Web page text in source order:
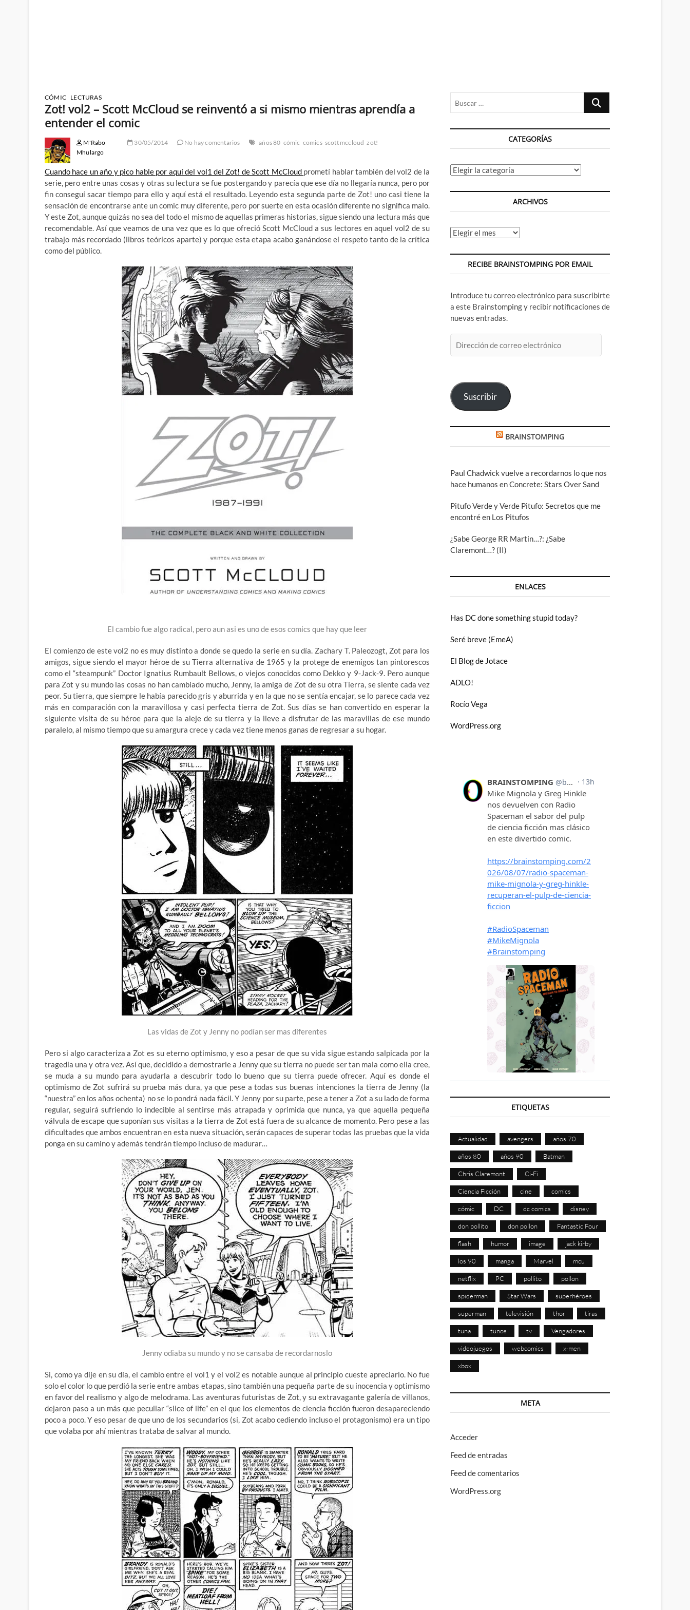
CÓMIC LECTURAS
Zot! vol2 – Scott McCloud se reinventó a si mismo mientras aprendía a
entender el comic
M'Rabo
Mhulargo
30/05/2014 No hay comentarios años 80 cómic comics scott mccloud zot!
Cuando hace un año y pico hable por aquí del vol1 del Zot! de Scott McCloud prometí hablar también del vol2 de la
serie, pero entre unas cosas y otras su lectura se fue postergando y parecía que ese día no llegaría nunca, pero por
fin conseguí sacar tiempo para ello y aquí está el resultado. Leyendo esta segunda parte de Zot! uno casi tiene la
sensación de encontrarse ante un comic muy diferente, pero por suerte en esta ocasión diferente no significa malo.
Y este Zot, aunque quizás no sea del todo el mismo de aquellas primeras historias, sigue siendo una lectura más que
recomendable. Así que veamos de una vez que es lo que ofreció Scott McCloud a sus lectores en aquel vol2 de su
trabajo más recordado (libros teóricos aparte) y porque esta etapa acabo ganándose el respeto tanto de la crítica
como del público.
El cambio fue algo radical, pero aun asi es uno de esos comics que hay que leer
El comienzo de este vol2 no es muy distinto a donde se quedo la serie en su día. Zachary T. Paleozogt, Zot para los
amigos, sigue siendo el mayor héroe de su Tierra alternativa de 1965 y la protege de enemigos tan pintorescos
como el “steampunk” Doctor Ignatius Rumbault Bellows, o viejos conocidos como Dekko y 9-Jack-9. Pero aunque
para Zot y su mundo las cosas no han cambiado mucho, Jenny, la amiga de Zot de su otra Tierra, se siente cada vez
peor. Su tierra, que siempre le había parecido gris y aburrida y en la que no se sentía encajar, se lo parece cada vez
más en comparación con la maravillosa y casi perfecta tierra de Zot. Sus días se han convertido en esperar la
siguiente visita de su héroe para que la aleje de su tierra y la lleve a disfrutar de las maravillas de ese mundo
paralelo, al mismo tiempo que su amargura crece y cada vez tiene menos ganas de regresar a su hogar.
Las vidas de Zot y Jenny no podían ser mas diferentes
Pero si algo caracteriza a Zot es su eterno optimismo, y eso a pesar de que su vida sigue estando salpicada por la
tragedia una y otra vez. Así que, decidido a demostrarle a Jenny que su tierra no puede ser tan mala como ella cree,
se muda a su mundo para ayudarla a descubrir todo lo bueno que su tierra puede ofrecer. Aquí es donde el
optimismo de Zot sufrirá su prueba más dura, ya que pese a todas sus buenas intenciones la tierra de Jenny (la
“nuestra” en los años ochenta) no se lo pondrá nada fácil. Y Jenny por su parte, pese a tener a Zot a su lado de forma
regular, seguirá sufriendo lo indecible al sentirse más atrapada y oprimida que nunca, ya que aquella pequeña
válvula de escape que suponían sus visitas a la tierra de Zot está fuera de su alcance de momento. Pero pese a las
dificultades que ambos encuentran en esta nueva situación, serán capaces de superar todas las pruebas que la vida
ponga en su camino y además tendrán tiempo incluso de madurar…
Jenny odiaba su mundo y no se cansaba de recordarnoslo
Si, como ya dije en su día, el cambio entre el vol1 y el vol2 es notable aunque al principio cueste apreciarlo. No fue
solo el color lo que perdió la serie entre ambas etapas, sino también una pequeña parte de su inocencia y optimismo
en favor del realismo y algo de melodrama. Las aventuras futuristas de Zot, y su extravagante galería de villanos,
dejaron paso a un más que peculiar “slice of life” en el que los elementos de ciencia ficción fueron desapareciendo
poco a poco. Y eso pesar de que uno de los secundarios (si, Zot acabo cediendo incluso el protagonismo) era un tipo
que volaba por ahí mientras trataba de salvar al mundo.
Buscar
CATEGORÍAS
Categorías
ARCHIVOS
Archivos
RECIBE BRAINSTOMPING POR EMAIL
Introduce tu correo electrónico para suscribirte
a este Brainstomping y recibir notificaciones de
nuevas entradas.
de
Suscribir
BRAINSTOMPING
Paul Chadwick vuelve a recordarnos lo que nos
hace humanos en Concrete: Stars Over Sand
Pitufo Verde y Verde Pitufo: Secretos que me
encontré en Los Pitufos
¿Sabe George RR Martin…?: ¿Sabe
Claremont…? (II)
ENLACES
Has DC done something stupid today?
Seré breve (EmeA)
El Blog de Jotace
ADLO!
Rocío Vega
WordPress.org
ETIQUETAS
Actualidad avengers años 70
años 80 años 90 Batman
Chris Claremont Ci-Fi
Ciencia Ficción cine comics
cómic DC dc comics disney
don pollito don pollon Fantastic Four
flash humor image jack kirby
los 90 manga Marvel mcu
netflix PC pollito pollon
spiderman Star Wars superhéroes
superman televisión thor tiras
tuna tunos tv Vengadores
videojuegos webcomics x-men
xbox
META
Acceder
Feed de entradas
Feed de comentarios
WordPress.org